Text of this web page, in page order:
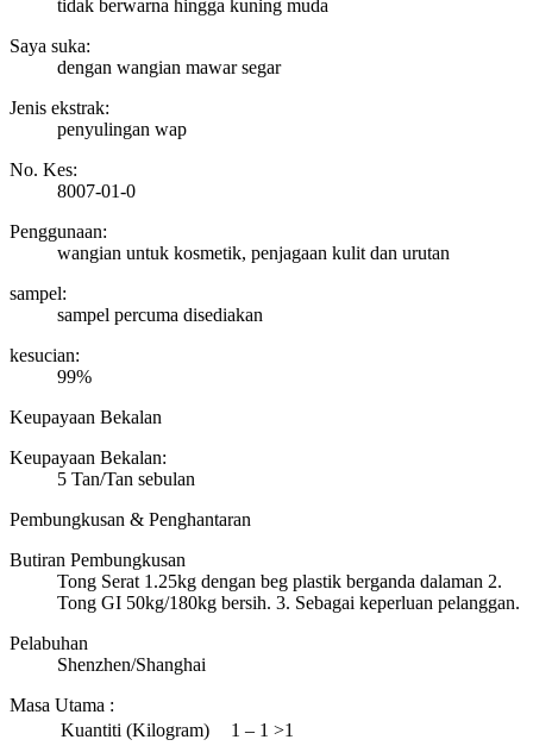
tidak berwarna hingga kuning muda
Saya suka:
dengan wangian mawar segar
Jenis ekstrak:
penyulingan wap
No. Kes:
8007-01-0
Penggunaan:
wangian untuk kosmetik, penjagaan kulit dan urutan
sampel:
sampel percuma disediakan
kesucian:
99%
Keupayaan Bekalan
Keupayaan Bekalan:
5 Tan/Tan sebulan
Pembungkusan & Penghantaran
Butiran Pembungkusan
Tong Serat 1.25kg dengan beg plastik berganda dalaman 2.
Tong GI 50kg/180kg bersih. 3. Sebagai keperluan pelanggan.
Pelabuhan
Shenzhen/Shanghai
Masa Utama :
Kuantiti (Kilogram)
1 – 1 >1